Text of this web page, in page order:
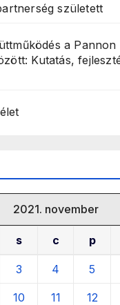
született
a Pannon
Kutatás,
2021. november
s c p
3 4 5
10 11 12